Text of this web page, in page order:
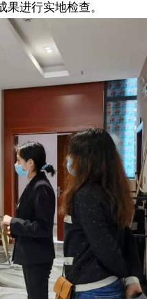
进行实地检查。